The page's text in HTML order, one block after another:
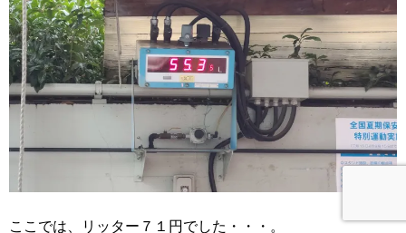
ここでは、リッター７１円でした・・・。